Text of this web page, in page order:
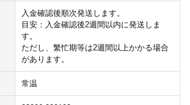
入金確認後順次発送します。
目安：入金確認後2週間以内に発送しま
す。
ただし、繁忙期等は2週間以上かかる場合
があります。
常温